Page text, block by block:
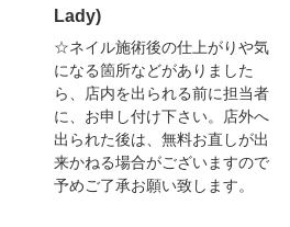
Lady)
☆ネイル施術後の仕上がりや気
になる箇所などがありました
ら、店内を出られる前に担当者
に、お申し付け下さい。店外へ
出られた後は、無料お直しが出
来かねる場合がございますので
予めご了承お願い致します。